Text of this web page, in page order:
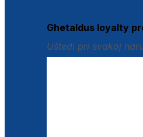
Ghetaldus loyalty
Uštedi pri svakoj